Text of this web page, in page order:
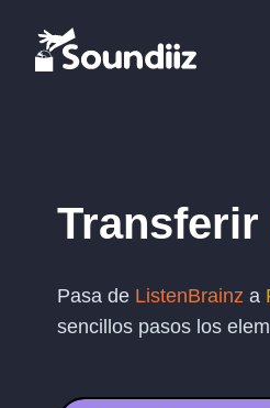
Transferir
Pasa de ListenBrainz a
sencillos pasos los